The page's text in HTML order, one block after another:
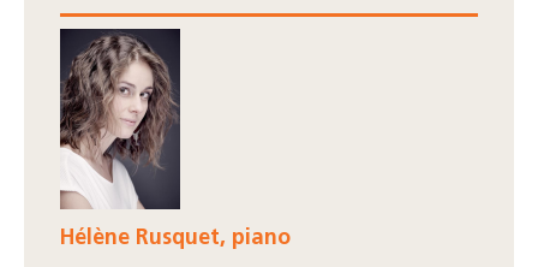
Hélène Rusquet, piano